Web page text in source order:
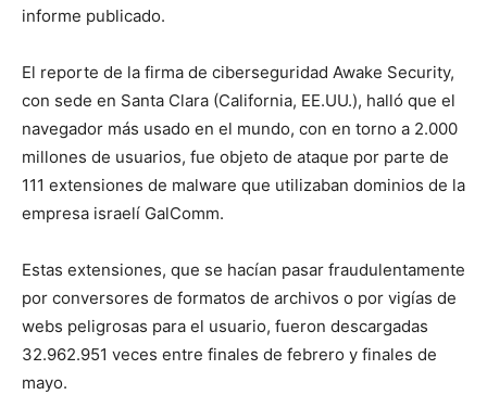
informe publicado.
El reporte de la firma de ciberseguridad Awake Security,
con sede en Santa Clara (California, EE.UU.), halló que el
navegador más usado en el mundo, con en torno a 2.000
millones de usuarios, fue objeto de ataque por parte de
111 extensiones de malware que utilizaban dominios de la
empresa israelí GalComm.
Estas extensiones, que se hacían pasar fraudulentamente
por conversores de formatos de archivos o por vigías de
webs peligrosas para el usuario, fueron descargadas
32.962.951 veces entre finales de febrero y finales de
mayo.